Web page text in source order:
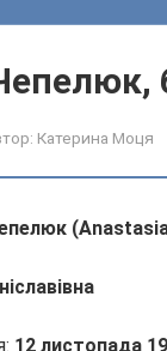
Катерина Моця
12 листопада